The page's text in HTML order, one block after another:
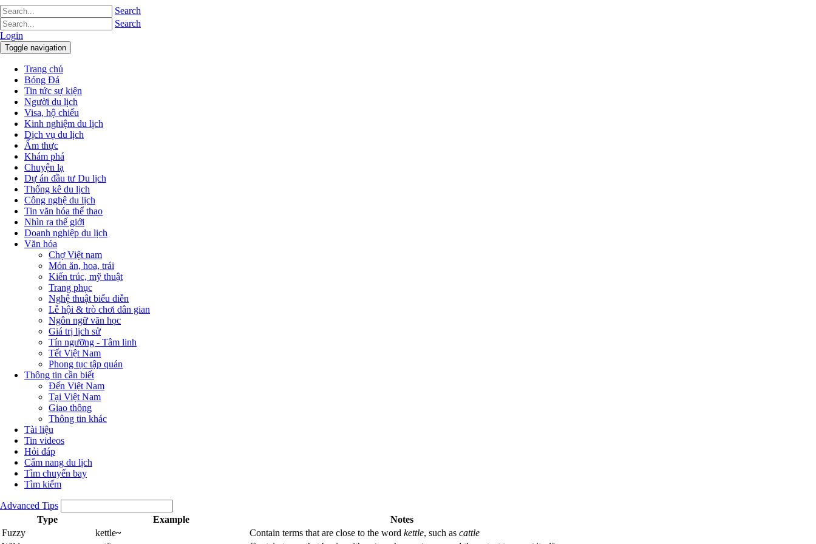
Search
Search
Login
Toggle navigation
Trang chủ
Bóng Đá
Tin tức sự kiện
Người du lịch
Visa, hộ chiếu
Kinh nghiệm du lịch
Dịch vụ du lịch
Ẩm thực
Khám phá
Chuyện lạ
Dự án đầu tư Du lịch
Thống kê du lịch
Công nghệ du lịch
Tin văn hóa thể thao
Nhìn ra thế giới
Doanh nghiệp du lịch
Văn hóa
Chợ Việt nam
Món ăn, hoa, trái
Kiến trúc, mỹ thuật
Trang phục
Nghệ thuật biểu diễn
Lễ hội & trò chơi dân gian
Ngôn ngữ văn học
Giá trị lịch sử
Tín ngưỡng - Tâm linh
Tết Việt Nam
Phong tục tập quán
Thông tin cần biết
Đến Việt Nam
Tại Việt Nam
Giao thông
Thông tin khác
Tài liệu
Tin videos
Hỏi đáp
Cẩm nang du lịch
Tìm chuyến bay
Tìm kiếm
Advanced Tips
Type
Example
Notes
Fuzzy
kettle~ Contain terms that are close to the word kettle, such as cattle